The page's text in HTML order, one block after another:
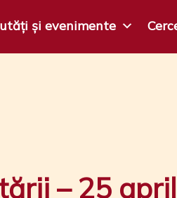
și evenimente
– 25